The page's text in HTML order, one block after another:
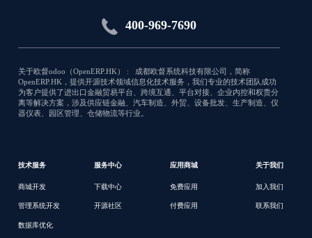
9264 400-969-7690
关于欧督odoo（OpenERP.HK） : 成都欧督系统科技有限公司，简称
OpenERP.HK，提供开源技术领域信息化技术服务，我们专业的技术团队成功
为客户提供了进出口金融贸易平台、跨境互通、平台对接、企业内控和权责分
离等解决方案，涉及供应链金融、汽车制造、外贸、设备批发、生产制造、仪
器仪表、园区管理、仓储物流等行业。
技术服务
商城开发
管理系统开发
数据库优化
服务中心
下载中心
开源社区
应用商城
免费应用
付费应用
关于我们
加入我们
联系我们